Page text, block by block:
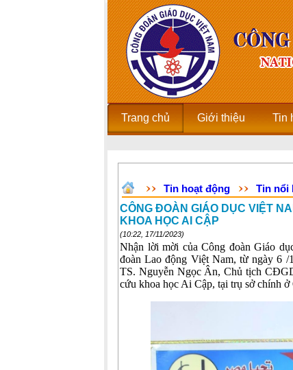
Trang chủ Giới thiệu Tin
Tin hoạt động
Tin nổi
CÔNG ĐOÀN GIÁO DỤC VIỆT
KHOA HỌC AI CẬP
(10:22, 17/11/2023)
Nhận lời mời của Công đoàn Giáo
đoàn Lao động Việt Nam, từ ngày 6
TS. Nguyễn Ngọc Ân, Chủ tịch
cứu khoa học Ai Cập, tại trụ sở chính